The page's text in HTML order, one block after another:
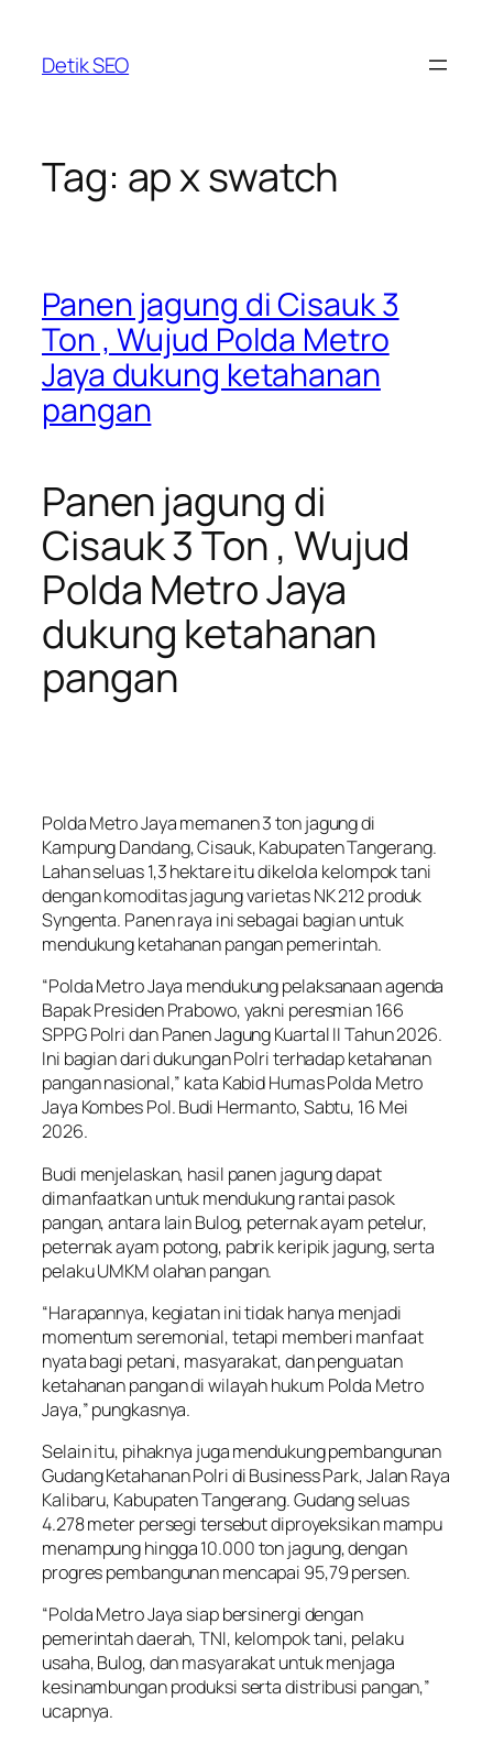
content
Detik SEO
Tag: ap x swatch
Panen jagung di Cisauk 3
Ton , Wujud Polda Metro
Jaya dukung ketahanan
pangan
Panen jagung di
Cisauk 3 Ton , Wujud
Polda Metro Jaya
dukung ketahanan
pangan
Polda Metro Jaya memanen 3 ton jagung di
Kampung Dandang, Cisauk, Kabupaten Tangerang.
Lahan seluas 1,3 hektare itu dikelola kelompok tani
dengan komoditas jagung varietas NK 212 produk
Syngenta. Panen raya ini sebagai bagian untuk
mendukung ketahanan pangan pemerintah.
“Polda Metro Jaya mendukung pelaksanaan agenda
Bapak Presiden Prabowo, yakni peresmian 166
SPPG Polri dan Panen Jagung Kuartal II Tahun 2026.
Ini bagian dari dukungan Polri terhadap ketahanan
pangan nasional,” kata Kabid Humas Polda Metro
Jaya Kombes Pol. Budi Hermanto, Sabtu, 16 Mei
2026.
Budi menjelaskan, hasil panen jagung dapat
dimanfaatkan untuk mendukung rantai pasok
pangan, antara lain Bulog, peternak ayam petelur,
peternak ayam potong, pabrik keripik jagung, serta
pelaku UMKM olahan pangan.
“Harapannya, kegiatan ini tidak hanya menjadi
momentum seremonial, tetapi memberi manfaat
nyata bagi petani, masyarakat, dan penguatan
ketahanan pangan di wilayah hukum Polda Metro
Jaya,” pungkasnya.
Selain itu, pihaknya juga mendukung pembangunan
Gudang Ketahanan Polri di Business Park, Jalan Raya
Kalibaru, Kabupaten Tangerang. Gudang seluas
4.278 meter persegi tersebut diproyeksikan mampu
menampung hingga 10.000 ton jagung, dengan
progres pembangunan mencapai 95,79 persen.
“Polda Metro Jaya siap bersinergi dengan
pemerintah daerah, TNI, kelompok tani, pelaku
usaha, Bulog, dan masyarakat untuk menjaga
kesinambungan produksi serta distribusi pangan,”
ucapnya.